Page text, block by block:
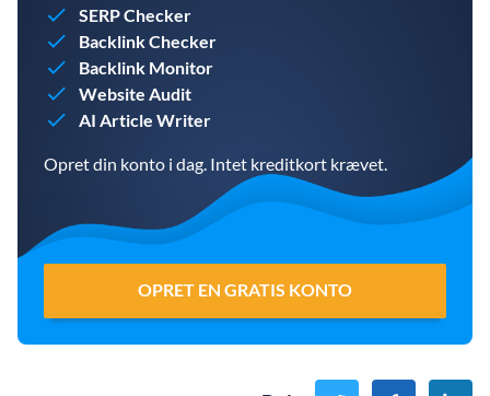
SERP Checker
Backlink Checker
Backlink Monitor
Website Audit
AI Article Writer
Opret din konto i dag. Intet kreditkort krævet.
OPRET EN GRATIS KONTO